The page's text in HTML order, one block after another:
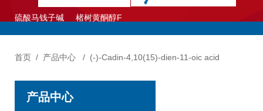
硫酸马钱子碱 楮树黄酮醇F
首页/ 产品中心/ (-)-Cadin-4,10(15)-dien-11-oic acid
产品中心